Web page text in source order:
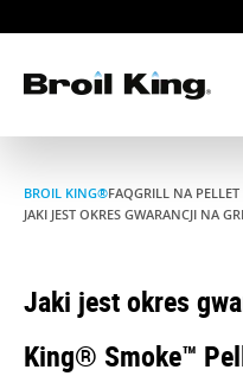
Grille
Akcesoria do grillowania
BROIL KING®FAQGRILL NA PELLET
JAKI JEST OKRES GWARANCJI NA
Jaki jest okres
King® Smoke™